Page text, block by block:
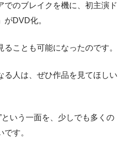
でのブレイクを機に、初主演ド
DVD化。
ことも可能になったのです。
る人は、ぜひ作品を見てほしい
という一面を、少しでも多くの
す。